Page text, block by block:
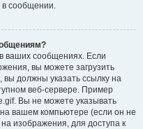
в сообщении.
ваших сообщениях. Если
вы можете загрузить
должны указать ссылку на
веб-сервере. Пример
Вы не можете указывать
вашем компьютере (если он не
изображения, для доступа к